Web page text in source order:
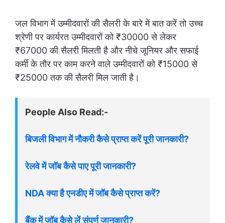
जल विभाग में उम्मीदवारों की सैलरी के बारे में बात करें तो उच्च
श्रेणी पर कार्यरत उम्मीदवारों को ₹30000 से लेकर
₹67000 की सैलरी मिलती है और नीचे जूनियर और सफाई
कर्मी के तौर पर काम करने वाले उम्मीदवारों को ₹15000 से
₹25000 तक की सैलरी मिल जाती है।
People Also Read:-
बिजली विभाग में नौकरी कैसे प्राप्त करें पूरी जानकारी?
रेलवे में जॉब कैसे पाए पूरी जानकारी?
NDA क्या है एनडीए में जॉब कैसे प्राप्त करें?
बैंक में जॉब कैसे लें संपूर्ण जानकारी?